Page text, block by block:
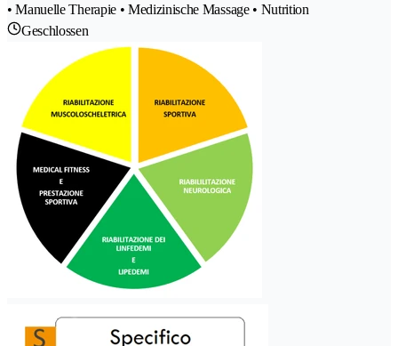
• Manuelle Therapie • Medizinische Massage • Nutrition
Geschlossen